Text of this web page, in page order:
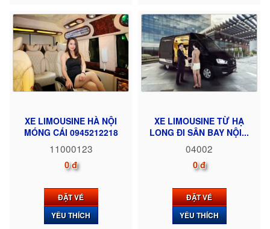
XE LIMOUSINE HÀ NỘI
MÓNG CÁI 0945212218
11000123
0 đ
ĐẶT VÉ
YÊU THÍCH
XE LIMOUSINE TỪ HẠ
LONG ĐI SÂN BAY NỘI...
04002
0 đ
ĐẶT VÉ
YÊU THÍCH